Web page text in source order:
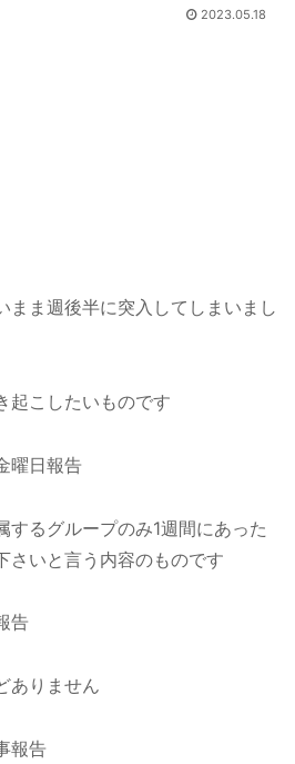
2023.05.18
まま週後半に突入してしまいまし
起こしたいものです
曜日報告
するグループのみ1週間にあった
さいと言う内容のものです
告
ありません
報告